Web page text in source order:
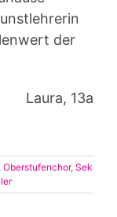
der
Laura, 13a
Oberstufenchor, Sek